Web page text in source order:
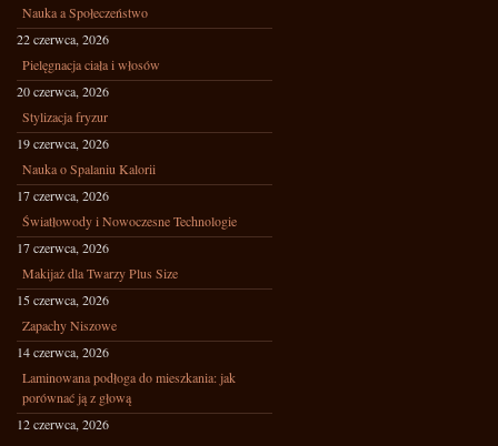
Nauka a Społeczeństwo
22 czerwca, 2026
Pielęgnacja ciała i włosów
20 czerwca, 2026
Stylizacja fryzur
19 czerwca, 2026
Nauka o Spalaniu Kalorii
17 czerwca, 2026
Światłowody i Nowoczesne Technologie
17 czerwca, 2026
Makijaż dla Twarzy Plus Size
15 czerwca, 2026
Zapachy Niszowe
14 czerwca, 2026
Laminowana podłoga do mieszkania: jak
porównać ją z głową
12 czerwca, 2026